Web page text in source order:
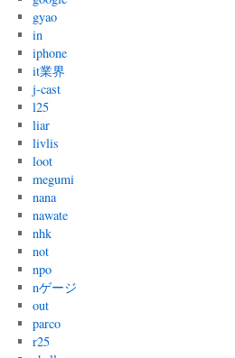
gyao
in
iphone
it業界
j-cast
l25
liar
livlis
loot
megumi
nana
nawate
nhk
not
npo
nゲージ
out
parco
r25